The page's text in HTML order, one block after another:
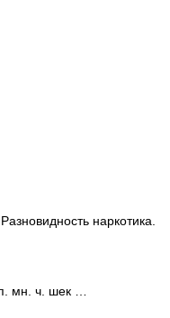
наркотика.
мн. ч. шек …